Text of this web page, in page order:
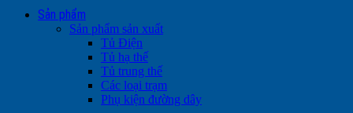
Sản phẩm
Sản phẩm sản xuất
Tủ Điện
Tủ hạ thế
Tủ trung thế
Các loại trạm
Phụ kiện đường dây